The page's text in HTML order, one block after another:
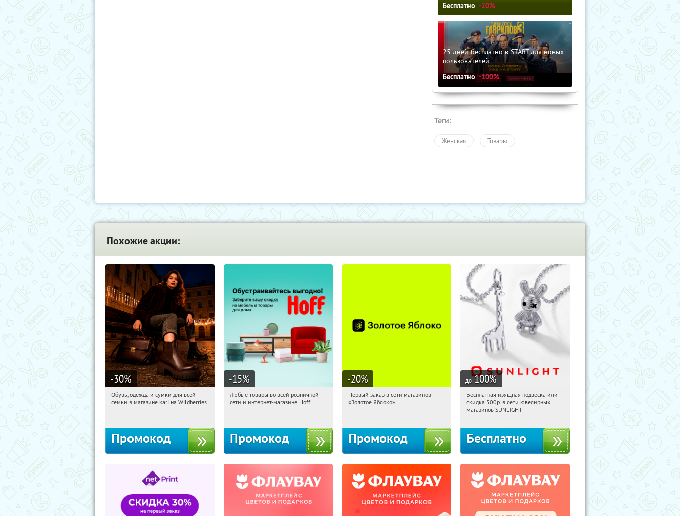
Бесплатно -20%
25 дней бесплатно в START для новых
пользователей
Бесплатно -100%
Теги:
Женская Товары
Похожие акции:
-30%
07:29:25 Получили:
Обувь, одежда и сумки для всей
семьи в магазине kari на Wildberries
Промокод
-15%
07:29:25 Получили:
Любые товары во всей розничной
сети и интернет-магазине Hoff
Промокод
-20%
07:29:25
Получи первым!
Первый заказ в сети магазинов
«Золотое Яблоко»
Промокод
до 100%
07:29:25 Получили:
Россия
Бесплатная изящная подвеска или
скидка 500р. в сети ювелирных
магазинов SUNLIGHT
Бесплатно